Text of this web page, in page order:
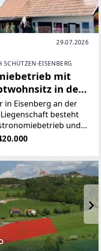
29.07.2026
EISENBERG
mit
in den
in Eisenberg an der
besteht
und
des Hauses
mitKüche, Gastraum